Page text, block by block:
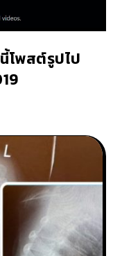
โพสต์รูปไป